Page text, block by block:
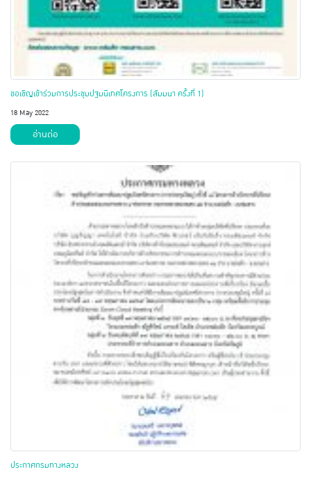
ขอเชิญเข้าร่วมการประชุมปฐมนิเทศโครงการ (สัมมนา ครั้งที่ 1)
18 May 2022
อ่านต่อ
ประกาศกรมทางหลวง